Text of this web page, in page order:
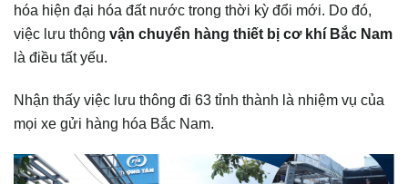
hóa hiện đại hóa đất nước trong thời kỳ đổi mới. Do đó,
việc lưu thông vận chuyển hàng thiết bị cơ khí Bắc Nam
là điều tất yếu.
Nhận thấy việc lưu thông đi 63 tỉnh thành là nhiệm vụ của
mọi xe gửi hàng hóa Bắc Nam.